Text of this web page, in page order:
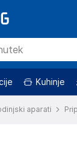
Kuhinje
aparati